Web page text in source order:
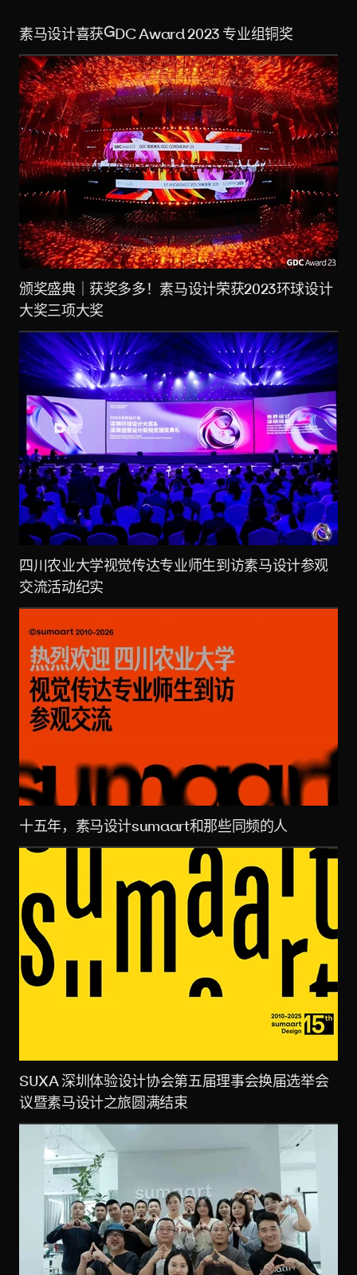
素马设计喜获GDC Award 2023 专业组铜奖
颁奖盛典｜获奖多多！素马设计荣获2023环球设计
大奖三项大奖
四川农业大学视觉传达专业师生到访素马设计参观
交流活动纪实
十五年，素马设计sumaart和那些同频的人
SUXA 深圳体验设计协会第五届理事会换届选举会
议暨素马设计之旅圆满结束